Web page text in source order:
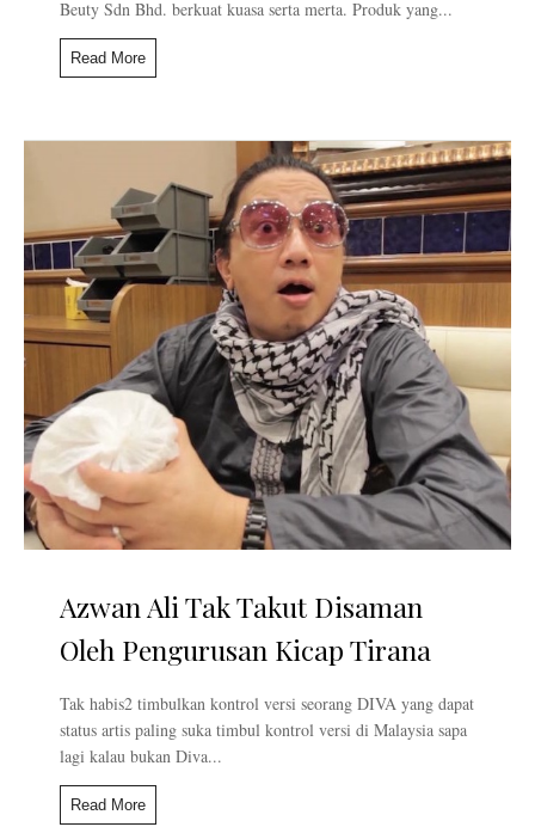
Beuty Sdn Bhd. berkuat kuasa serta merta. Produk yang...
Read More
Azwan Ali Tak Takut Disaman
Oleh Pengurusan Kicap Tirana
Tak habis2 timbulkan kontrol versi seorang DIVA yang dapat
status artis paling suka timbul kontrol versi di Malaysia sapa
lagi kalau bukan Diva...
Read More